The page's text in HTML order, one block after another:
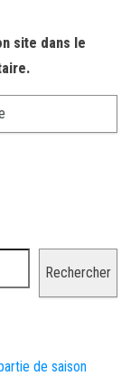
site dans le
Rechercher
de saison